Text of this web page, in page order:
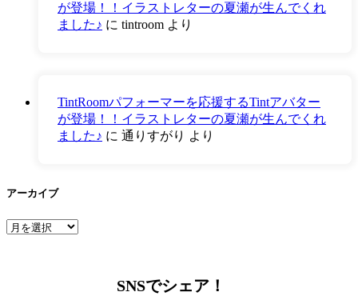
が登場！！イラストレターの夏瀬が生んでくれ
ました♪ に tintroom より
TintRoomパフォーマーを応援するTintアバター
が登場！！イラストレターの夏瀬が生んでくれ
ました♪ に 通りすがり より
アーカイブ
ア
SNSでシェア！